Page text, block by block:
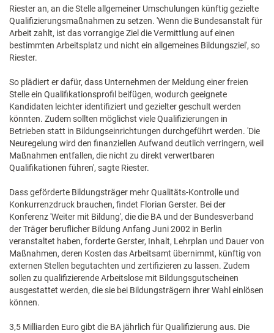
Riester an, an die Stelle allgemeiner Umschulungen künftig gezielte
Qualifizierungsmaßnahmen zu setzen. 'Wenn die Bundesanstalt für
Arbeit zahlt, ist das vorrangige Ziel die Vermittlung auf einen
bestimmten Arbeitsplatz und nicht ein allgemeines Bildungsziel', so
Riester.
So plädiert er dafür, dass Unternehmen der Meldung einer freien
Stelle ein Qualifikationsprofil beifügen, wodurch geeignete
Kandidaten leichter identifiziert und gezielter geschult werden
könnten. Zudem sollten möglichst viele Qualifizierungen in
Betrieben statt in Bildungseinrichtungen durchgeführt werden. 'Die
Neuregelung wird den finanziellen Aufwand deutlich verringern, weil
Maßnahmen entfallen, die nicht zu direkt verwertbaren
Qualifikationen führen', sagte Riester.
Dass geförderte Bildungsträger mehr Qualitäts-Kontrolle und
Konkurrenzdruck brauchen, findet Florian Gerster. Bei der
Konferenz 'Weiter mit Bildung', die die BA und der Bundesverband
der Träger beruflicher Bildung Anfang Juni 2002 in Berlin
veranstaltet haben, forderte Gerster, Inhalt, Lehrplan und Dauer von
Maßnahmen, deren Kosten das Arbeitsamt übernimmt, künftig von
externen Stellen begutachten und zertifizieren zu lassen. Zudem
sollen zu qualifizierende Arbeitslose mit Bildungsgutscheinen
ausgestattet werden, die sie bei Bildungsträgern ihrer Wahl einlösen
können.
3,5 Milliarden Euro gibt die BA jährlich für Qualifizierung aus. Die